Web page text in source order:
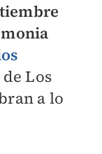
Los
a lo